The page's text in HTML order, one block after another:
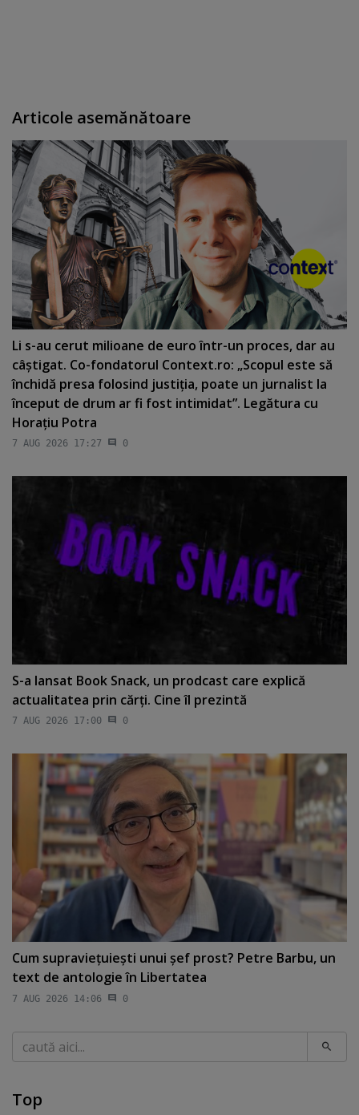
Articole asemănătoare
Li s-au cerut milioane de euro într-un proces, dar au
câştigat. Co-fondatorul Context.ro: „Scopul este să
închidă presa folosind justiţia, poate un jurnalist la
început de drum ar fi fost intimidat”. Legătura cu
Horaţiu Potra
7 AUG 2026 17:27 0
S-a lansat Book Snack, un prodcast care explică
actualitatea prin cărţi. Cine îl prezintă
7 AUG 2026 17:00 0
Cum supravieţuieşti unui şef prost? Petre Barbu, un
text de antologie în Libertatea
7 AUG 2026 14:06 0
Caută
Top